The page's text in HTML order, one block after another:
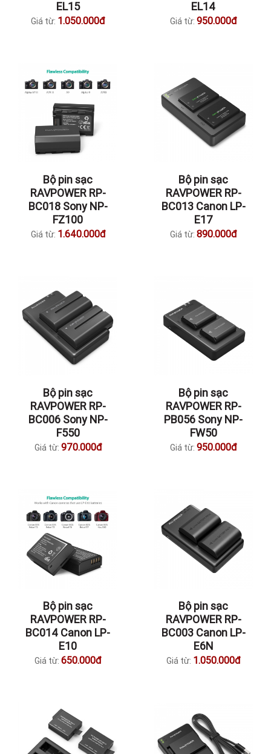
EL15
Giá từ: 1.050.000đ
EL14
Giá từ: 950.000đ
Bộ pin sạc
RAVPOWER RP-
BC018 Sony NP-
FZ100
Giá từ: 1.640.000đ
Bộ pin sạc
RAVPOWER RP-
BC013 Canon LP-
E17
Giá từ: 890.000đ
Bộ pin sạc
RAVPOWER RP-
BC006 Sony NP-
F550
Giá từ: 970.000đ
Bộ pin sạc
RAVPOWER RP-
PB056 Sony NP-
FW50
Giá từ: 950.000đ
Bộ pin sạc
RAVPOWER RP-
BC014 Canon LP-
E10
Giá từ: 650.000đ
Bộ pin sạc
RAVPOWER RP-
BC003 Canon LP-
E6N
Giá từ: 1.050.000đ